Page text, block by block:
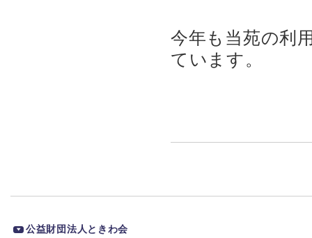
今年も当苑の利
ています。
公益財団法人ときわ会